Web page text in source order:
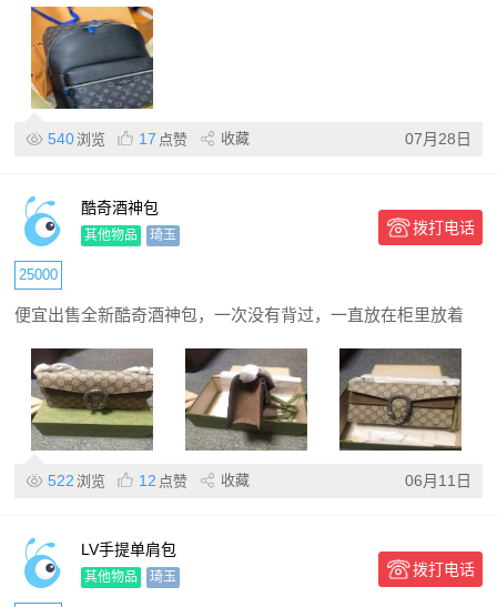
540浏览 17 点赞 收藏 07月28日
酷奇酒神包
其他物品 琦玉 拨打电话
25000
便宜出售全新酷奇酒神包，一次没有背过，一直放在柜里放着
522 浏览 12 点赞 收藏 06月11日
LV手提单肩包
其他物品 琦玉 拨打电话